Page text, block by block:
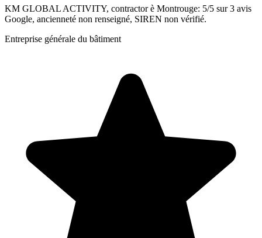
KM GLOBAL ACTIVITY, contractor è Montrouge: 5/5 sur 3 avis
Google, ancienneté non renseigné, SIREN non vérifié.
Entreprise générale du bâtiment